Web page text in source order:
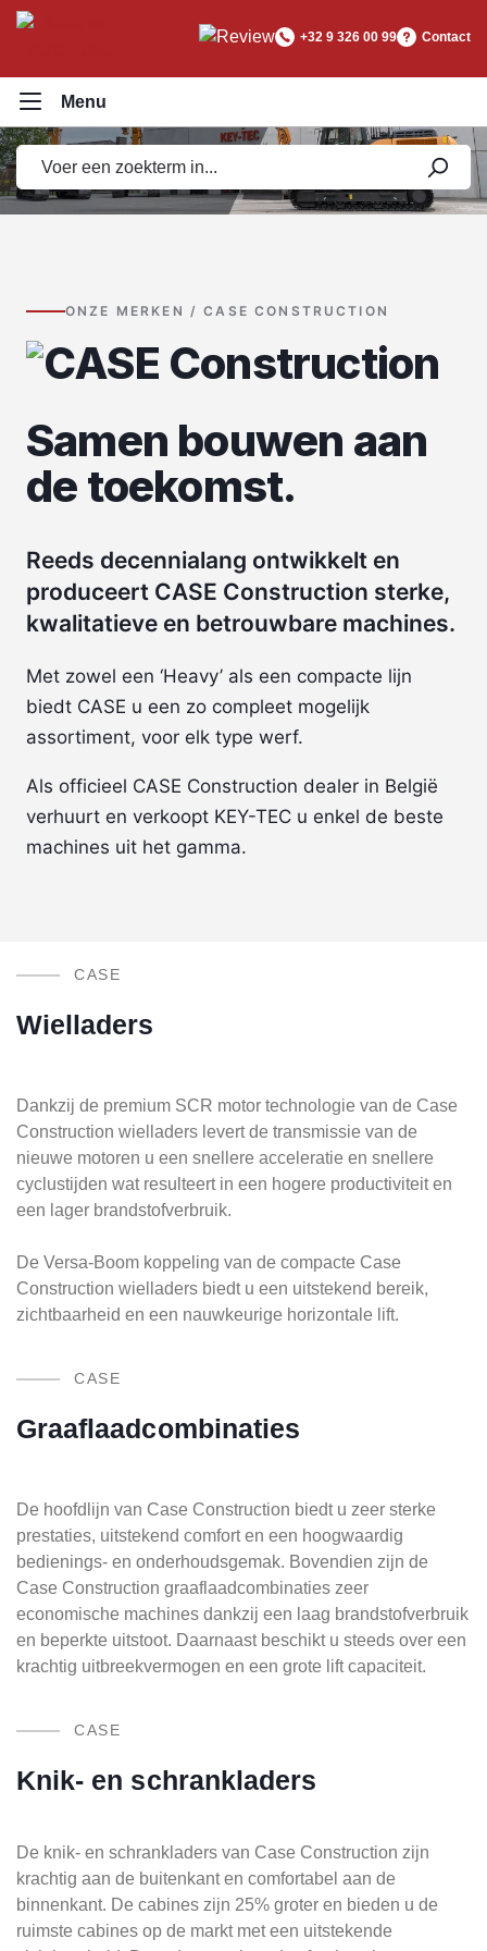
+32 9 326 00 99 Contact
ONZE MERKEN / CASE CONSTRUCTION
Samen bouwen aan
de toekomst.
Reeds decennialang ontwikkelt en
produceert CASE Construction sterke,
kwalitatieve en betrouwbare machines.
Met zowel een ‘Heavy’ als een compacte lijn
biedt CASE u een zo compleet mogelijk
assortiment, voor elk type werf.
Als officieel CASE Construction dealer in België
verhuurt en verkoopt KEY-TEC u enkel de beste
machines uit het gamma.
CASE
Wielladers
Dankzij de premium SCR motor technologie van de Case
Construction wielladers levert de transmissie van de
nieuwe motoren u een snellere acceleratie en snellere
cyclustijden wat resulteert in een hogere productiviteit en
een lager brandstofverbruik.
De Versa-Boom koppeling van de compacte Case
Construction wielladers biedt u een uitstekend bereik,
zichtbaarheid en een nauwkeurige horizontale lift.
CASE
Graaflaadcombinaties
De hoofdlijn van Case Construction biedt u zeer sterke
prestaties, uitstekend comfort en een hoogwaardig
bedienings- en onderhoudsgemak. Bovendien zijn de
Case Construction graaflaadcombinaties zeer
economische machines dankzij een laag brandstofverbruik
en beperkte uitstoot. Daarnaast beschikt u steeds over een
krachtig uitbreekvermogen en een grote lift capaciteit.
CASE
Knik- en schrankladers
De knik- en schrankladers van Case Construction zijn
krachtig aan de buitenkant en comfortabel aan de
binnenkant. De cabines zijn 25% groter en bieden u de
ruimste cabines op de markt met een uitstekende